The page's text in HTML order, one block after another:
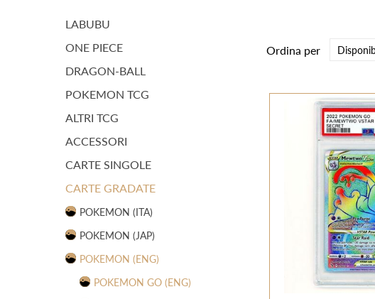
LABUBU
ONE PIECE
DRAGON-BALL
POKEMON TCG
ALTRI TCG
ACCESSORI
CARTE SINGOLE
CARTE GRADATE
POKEMON (ITA)
POKEMON (JAP)
POKEMON (ENG)
POKEMON GO (ENG)
Ordina per